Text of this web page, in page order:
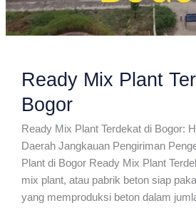
Ready Mix Plant
Bogor
Ready Mix Plant Terdekat di Bogor:
Daerah Jangkauan Pengiriman
Plant di Bogor Ready Mix Plant
mix plant, atau pabrik beton siap
yang memproduksi beton dalam